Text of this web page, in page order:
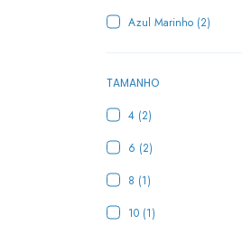
Azul Marinho (2)
TAMANHO
4 (2)
6 (2)
8 (1)
10 (1)